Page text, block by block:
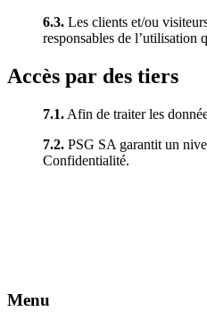
6.3. Les clients et/ou
responsables de l’utilisation
Accès par des tiers
7.1. Afin de traiter les
7.2. PSG SA garantit un
Confidentialité.
Menu